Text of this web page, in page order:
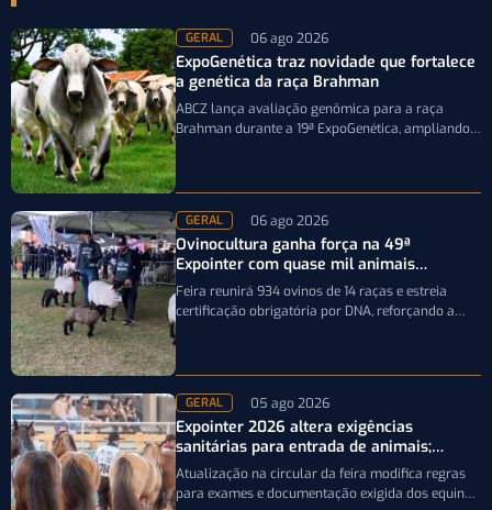
GERAL 06 ago 2026
ExpoGenética traz novidade que fortalece
a genética da raça Brahman
ABCZ lança avaliação genômica para a raça
Brahman durante a 19ª ExpoGenética, ampliando a
GERAL 06 ago 2026
Ovinocultura ganha força na 49ª
Expointer com quase mil animais
inscritos
Feira reunirá 934 ovinos de 14 raças e estreia
certificação obrigatória por DNA, reforçando a
GERAL 05 ago 2026
Expointer 2026 altera exigências
sanitárias para entrada de animais;
entenda
Atualização na circular da feira modifica regras
para exames e documentação exigida dos equinos